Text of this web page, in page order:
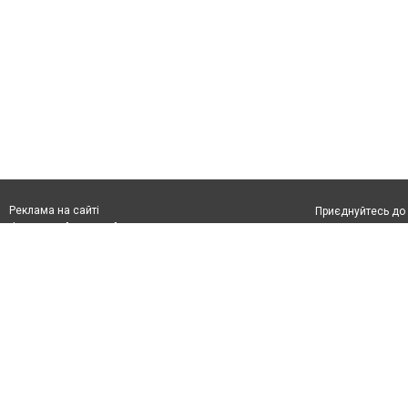
Реклама на сайті
Франшиза "CitySites"
Приєднуйтесь до